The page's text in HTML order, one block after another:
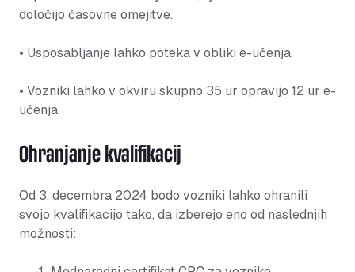
določijo časovne omejitve.
• Usposabljanje lahko poteka v obliki e-učenja.
• Vozniki lahko v okviru skupno 35 ur opravijo 12 ur e-
učenja.
Ohranjanje kvalifikacij
Od 3. decembra 2024 bodo vozniki lahko ohranili
svojo kvalifikacijo tako, da izberejo eno od naslednjih
možnosti: